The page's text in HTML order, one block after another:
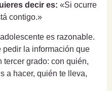
decir es: «Si ocurre
contigo.»
es razonable.
pedir la información que
tercer grado: con quién,
a hacer, quién te lleva,